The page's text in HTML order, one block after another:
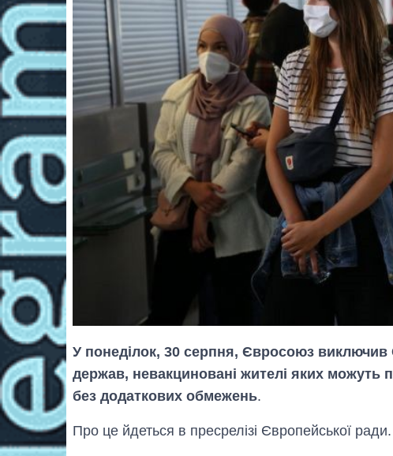
У понеділок, 30 серпня, Євросоюз виключив
держав, невакциновані жителі яких можуть
без додаткових обмежень.
Про це йдеться в пресрелізі Європейської ради.